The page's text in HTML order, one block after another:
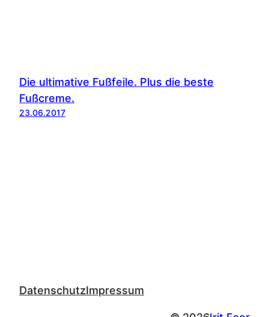
Die ultimative Fußfeile. Plus die beste
Fußcreme.
23.06.2017
DatenschutzImpressum